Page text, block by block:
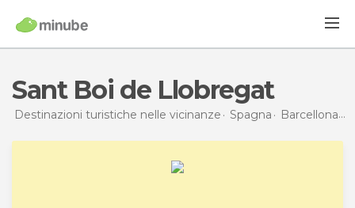
Sant Boi de Llobregat
Destinazioni turistiche nelle vicinanze Spagna Barcellona